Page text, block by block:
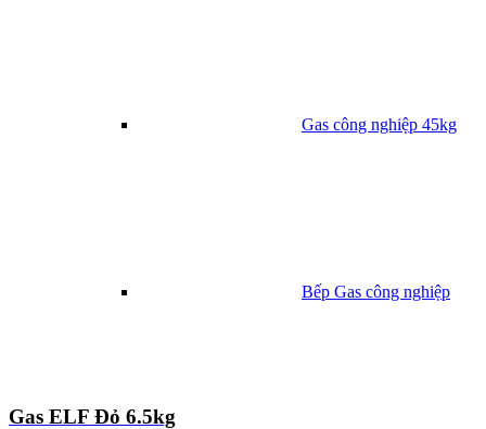
Gas công nghiệp 45kg
Bếp Gas công nghiệp
Gas ELF Đỏ 6.5kg